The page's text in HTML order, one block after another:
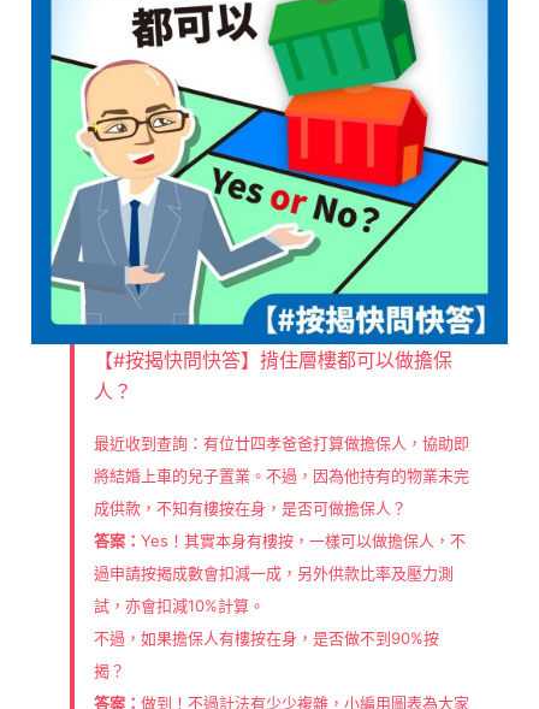
【#按揭快問快答】揹住層樓都可以做擔保
人？
最近收到查詢：有位廿四孝爸爸打算做擔保人，協助即
將結婚上車的兒子置業。不過，因為他持有的物業未完
成供款，不知有樓按在身，是否可做擔保人？
答案： Yes！其實本身有樓按，一樣可以做擔保人，不
過申請按揭成數會扣減一成，另外供款比率及壓力測
試，亦會扣減10%計算。
不過，如果擔保人有樓按在身，是否做不到90%按
揭？
答案： 做到！不過計法有少少複雜，小編用圖表為大家